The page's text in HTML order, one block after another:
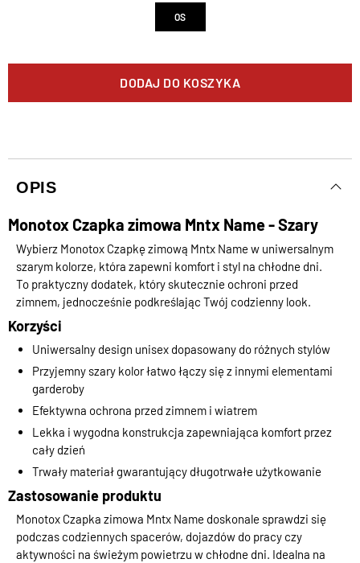
OS
DODAJ DO KOSZYKA
OPIS
Monotox Czapka zimowa Mntx Name - Szary
Wybierz Monotox Czapkę zimową Mntx Name w uniwersalnym
szarym kolorze, która zapewni komfort i styl na chłodne dni.
To praktyczny dodatek, który skutecznie ochroni przed
zimnem, jednocześnie podkreślając Twój codzienny look.
Korzyści
Uniwersalny design unisex dopasowany do różnych stylów
Przyjemny szary kolor łatwo łączy się z innymi elementami
garderoby
Efektywna ochrona przed zimnem i wiatrem
Lekka i wygodna konstrukcja zapewniająca komfort przez
cały dzień
Trwały materiał gwarantujący długotrwałe użytkowanie
Zastosowanie produktu
Monotox Czapka zimowa Mntx Name doskonale sprawdzi się
podczas codziennych spacerów, dojazdów do pracy czy
aktywności na świeżym powietrzu w chłodne dni. Idealna na